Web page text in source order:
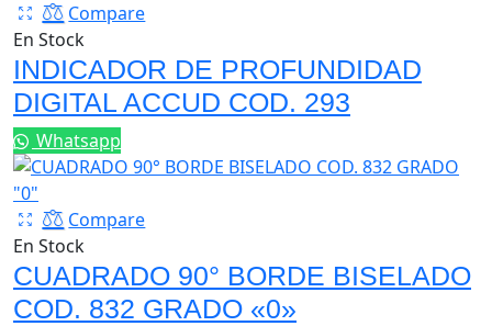
Compare
En Stock
INDICADOR DE PROFUNDIDAD
DIGITAL ACCUD COD. 293
Whatsapp
Compare
En Stock
CUADRADO 90° BORDE BISELADO
COD. 832 GRADO «0»